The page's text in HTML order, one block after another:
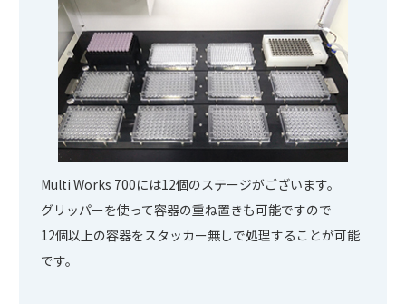
Multi Works 700には12個のステージがございます。
グリッパーを使って容器の重ね置きも可能ですので
12個以上の容器をスタッカー無しで処理することが可能
です。